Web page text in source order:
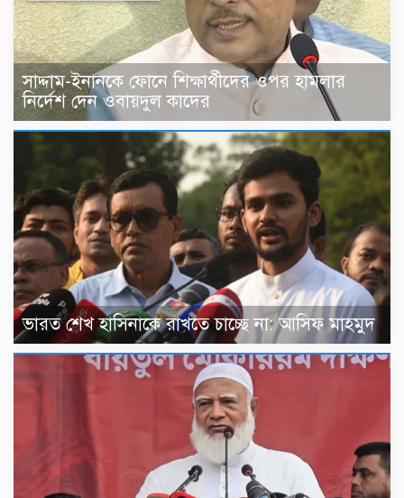
সাদ্দাম-ইনানকে ফোনে শিক্ষার্থীদের ওপর হামলার
নির্দেশ দেন ওবায়দুল কাদের
ভারত শেখ হাসিনাকে রাখতে চাচ্ছে না: আসিফ মাহমুদ